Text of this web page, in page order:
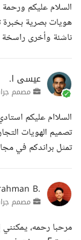
ناشئة وأخرى
عيسى ا.
مصمم
تصميم الهويات
تمثل براندكم في
B.
مصمم
مرحبا رحمه،